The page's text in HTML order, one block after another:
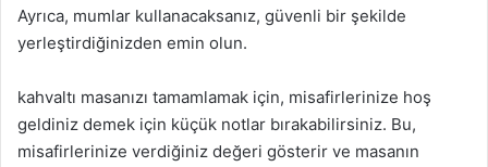
Ayrıca, mumlar kullanacaksanız, güvenli bir şekilde
yerleştirdiğinizden emin olun.
kahvaltı masanızı tamamlamak için, misafirlerinize hoş
geldiniz demek için küçük notlar bırakabilirsiniz. Bu,
misafirlerinize verdiğiniz değeri gösterir ve masanın